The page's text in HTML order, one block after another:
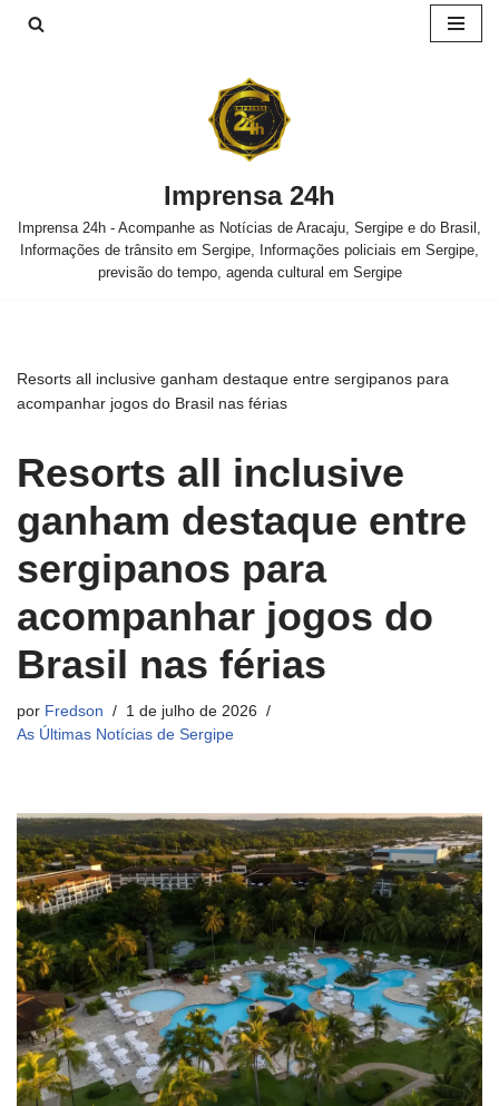
Imprensa 24h
Imprensa 24h - Acompanhe as Notícias de Aracaju, Sergipe e do Brasil,
Informações de trânsito em Sergipe, Informações policiais em Sergipe,
previsão do tempo, agenda cultural em Sergipe
Resorts all inclusive ganham destaque entre sergipanos para
acompanhar jogos do Brasil nas férias
Resorts all inclusive
ganham destaque entre
sergipanos para
acompanhar jogos do
Brasil nas férias
por Fredson
1 de julho de 2026
As Últimas Notícias de Sergipe